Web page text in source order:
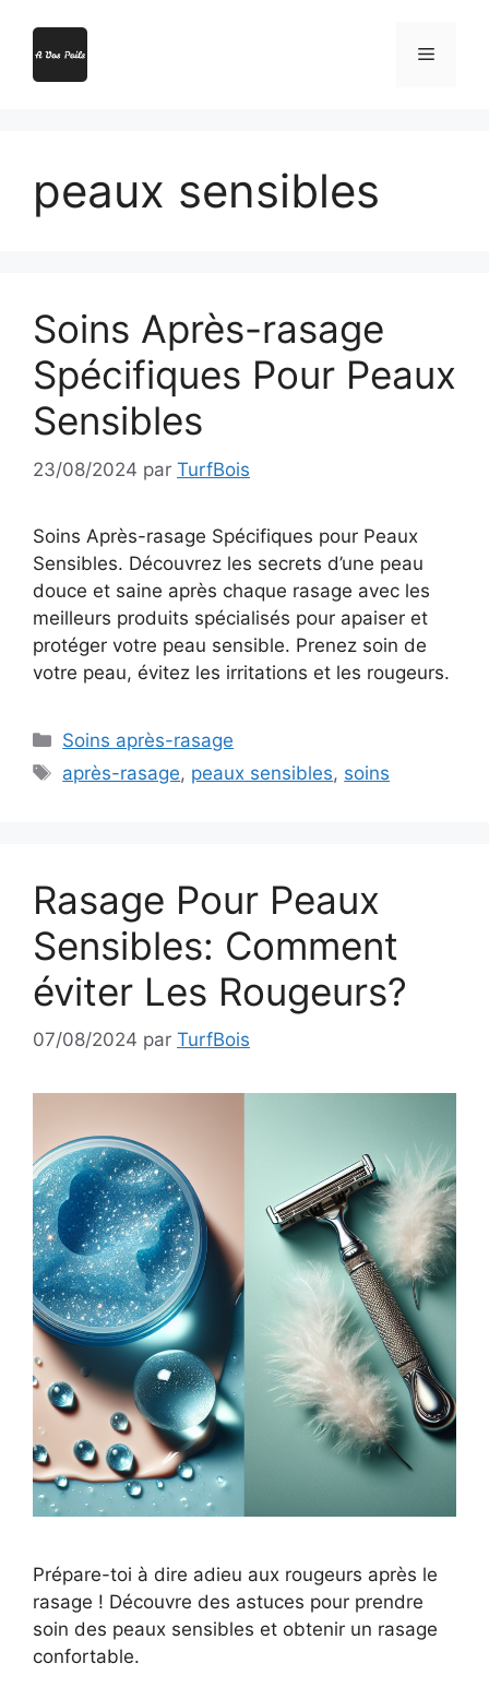
Menu
peaux sensibles
Soins Après-rasage
Spécifiques Pour Peaux
Sensibles
23/08/2024 par TurfBois
Soins Après-rasage Spécifiques pour Peaux
Sensibles. Découvrez les secrets d’une peau
douce et saine après chaque rasage avec les
meilleurs produits spécialisés pour apaiser et
protéger votre peau sensible. Prenez soin de
votre peau, évitez les irritations et les rougeurs.
Catégories
Soins après-rasage
Étiquettes
après-rasage, peaux sensibles, soins
Rasage Pour Peaux
Sensibles: Comment
éviter Les Rougeurs?
07/08/2024 par TurfBois
Prépare-toi à dire adieu aux rougeurs après le
rasage ! Découvre des astuces pour prendre
soin des peaux sensibles et obtenir un rasage
confortable.